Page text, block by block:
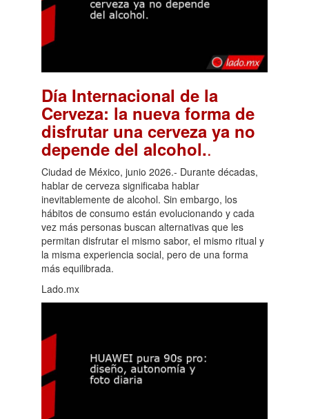
Día Internacional de la
Cerveza: la nueva forma de
disfrutar una cerveza ya no
depende del alcohol..
Ciudad de México, junio 2026.- Durante décadas,
hablar de cerveza significaba hablar
inevitablemente de alcohol. Sin embargo, los
hábitos de consumo están evolucionando y cada
vez más personas buscan alternativas que les
permitan disfrutar el mismo sabor, el mismo ritual y
la misma experiencia social, pero de una forma
más equilibrada.
Lado.mx